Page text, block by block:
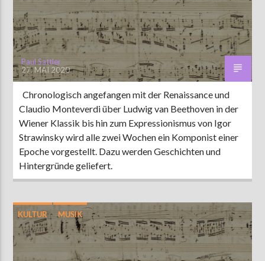
AKTUELLE SENDUNG
MOEBIUS
00:00 18:00
ZU HÖREN IN Münster 90,9 MHz Steinfurt103,9 MHz
Paul Sattler
27. MAI 2020
Chronologisch angefangen mit der Renaissance und
Claudio Monteverdi über Ludwig van Beethoven in der
Wiener Klassik bis hin zum Expressionismus von Igor
Strawinsky wird alle zwei Wochen ein Komponist einer
Epoche vorgestellt. Dazu werden Geschichten und
Hintergründe geliefert.
KULTUR MUSIK